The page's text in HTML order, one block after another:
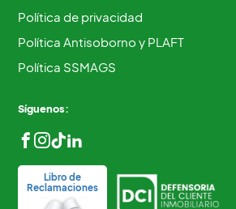
Política de privacidad
Política Antisoborno y PLAFT
Política SSMAGS
Síguenos:
Libro de
Reclamaciones